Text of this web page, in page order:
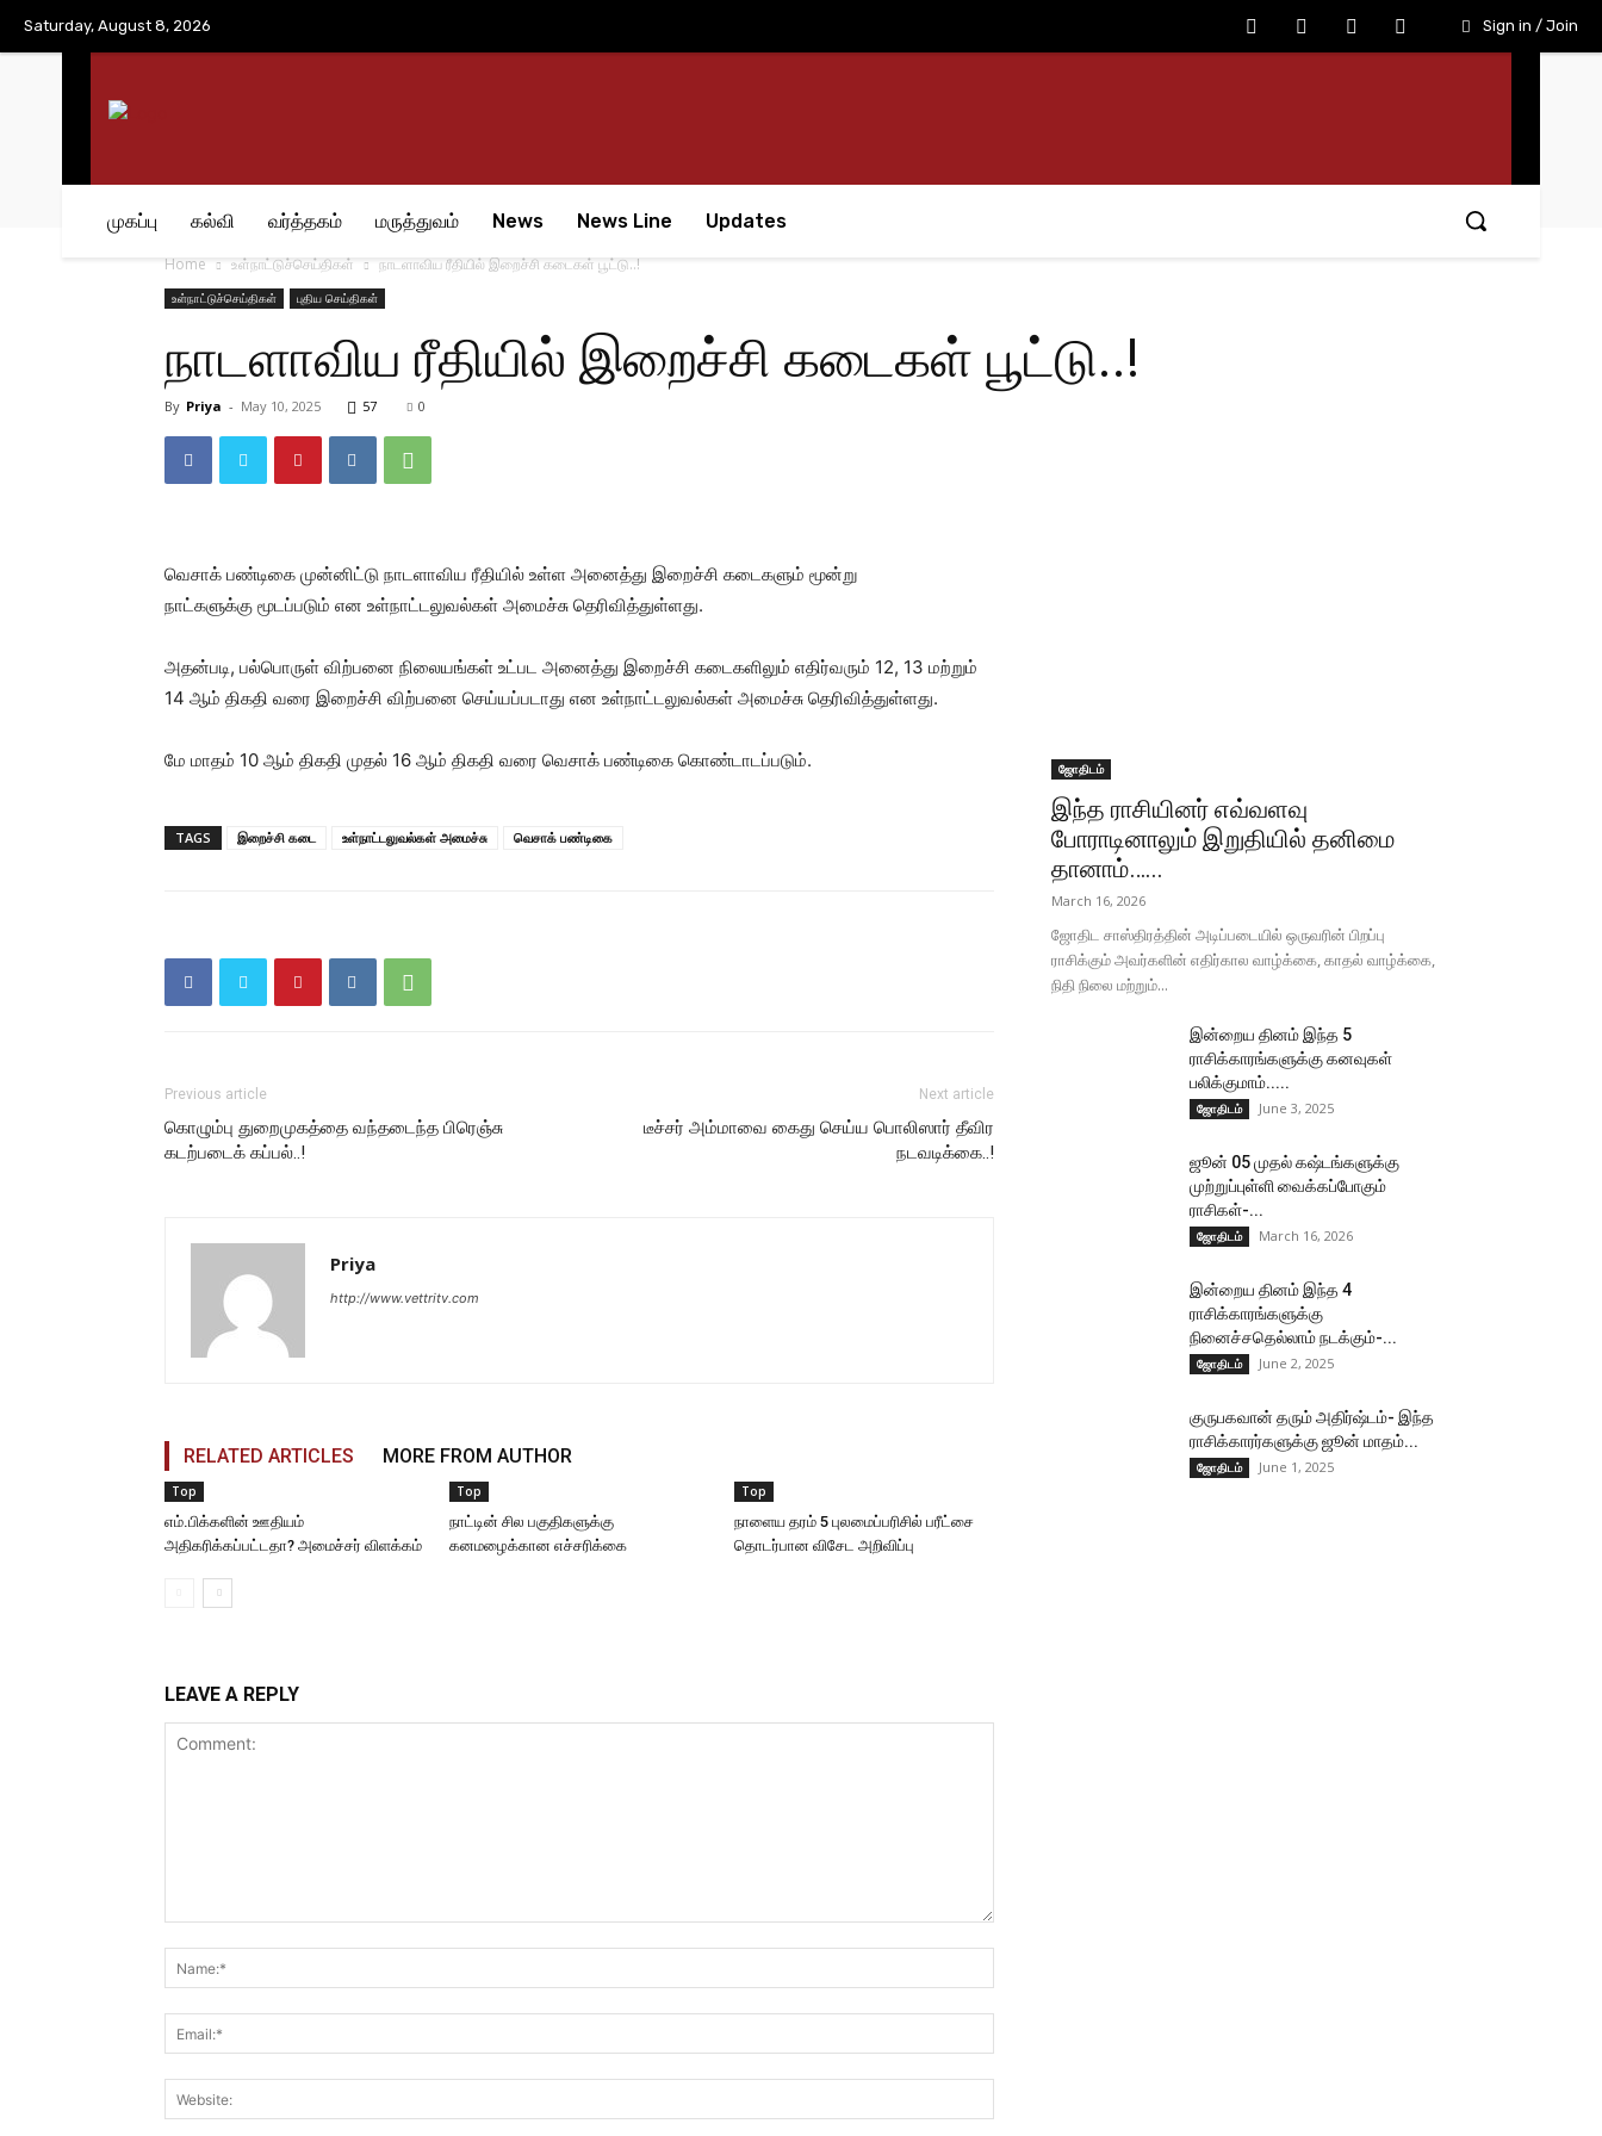
Saturday, August 8, 2026 Sign in / Join
முகப்பு கல்வி வர்த்தகம் மருத்துவம் News News Line Updates
Home உள்நாட்டுச்செய்திகள் நாடளாவிய ரீதியில் இறைச்சி கடைகள் பூட்டு..!
உள்நாட்டுச்செய்திகள் புதிய செய்திகள்
நாடளாவிய ரீதியில் இறைச்சி கடைகள் பூட்டு..!
By Priya - May 10, 2025 57 0
வெசாக் பண்டிகை முன்னிட்டு நாடளாவிய ரீதியில் உள்ள அனைத்து இறைச்சி கடைகளும் மூன்று
நாட்களுக்கு மூடப்படும் என உள்நாட்டலுவல்கள் அமைச்சு தெரிவித்துள்ளது.
அதன்படி, பல்பொருள் விற்பனை நிலையங்கள் உட்பட அனைத்து இறைச்சி கடைகளிலும் எதிர்வரும் 12, 13 மற்றும்
14 ஆம் திகதி வரை இறைச்சி விற்பனை செய்யப்படாது என உள்நாட்டலுவல்கள் அமைச்சு தெரிவித்துள்ளது.
மே மாதம் 10 ஆம் திகதி முதல் 16 ஆம் திகதி வரை வெசாக் பண்டிகை கொண்டாடப்படும்.
TAGS இறைச்சி கடை உள்நாட்டலுவல்கள் அமைச்சு வெசாக் பண்டிகை
Previous article
கொழும்பு துறைமுகத்தை வந்தடைந்த பிரெஞ்சு
கடற்படைக் கப்பல்..!
Next article
டீச்சர் அம்மாவை கைது செய்ய பொலிஸார் தீவிர
நடவடிக்கை..!
Priya
http://www.vettritv.com
RELATED ARTICLES MORE FROM AUTHOR
Top
எம்.பிக்களின் ஊதியம்
அதிகரிக்கப்பட்டதா? அமைச்சர் விளக்கம்
Top
நாட்டின் சில பகுதிகளுக்கு
கனமழைக்கான எச்சரிக்கை
Top
நாளைய தரம் 5 புலமைப்பரிசில் பரீட்சை
தொடர்பான விசேட அறிவிப்பு
LEAVE A REPLY
ஜோதிடம்
இந்த ராசியினர் எவ்வளவு
போராடினாலும் இறுதியில் தனிமை
தானாம்…...
March 16, 2026
ஜோதிட சாஸ்திரத்தின் அடிப்படையில் ஒருவரின் பிறப்பு
ராசிக்கும் அவர்களின் எதிர்கால வாழ்க்கை, காதல் வாழ்க்கை,
நிதி நிலை மற்றும்...
இன்றைய தினம் இந்த 5
ராசிக்காரங்களுக்கு கனவுகள்
பலிக்குமாம்.....
ஜோதிடம் June 3, 2025
ஜூன் 05 முதல் கஷ்டங்களுக்கு
முற்றுப்புள்ளி வைக்கப்போகும்
ராசிகள்-...
ஜோதிடம் March 16, 2026
இன்றைய தினம் இந்த 4
ராசிக்காரங்களுக்கு
நினைச்சதெல்லாம் நடக்கும்-...
ஜோதிடம் June 2, 2025
குருபகவான் தரும் அதிர்ஷ்டம்- இந்த
ராசிக்காரர்களுக்கு ஜூன் மாதம்...
ஜோதிடம் June 1, 2025